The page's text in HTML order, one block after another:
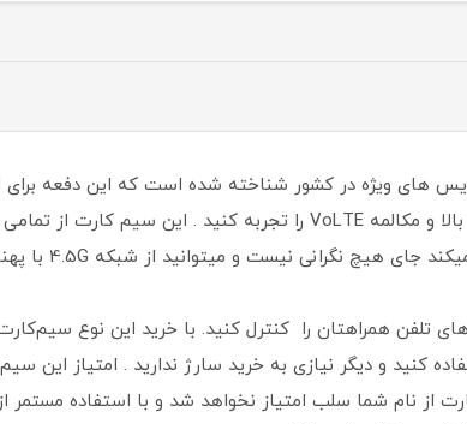
همراهتان را کنترل کنید. با خرید این نوع
کنید و دیگر نیازی به خرید سارژ ندارید . امتیاز این
از نام شما سلب امتیاز نخواهد شد و با استفاده مستمر